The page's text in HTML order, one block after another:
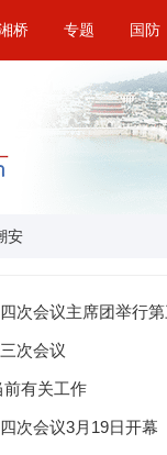
桥 专题 国防
安
次会议主席团举行
次会议
有关工作
次会议3月19日开幕